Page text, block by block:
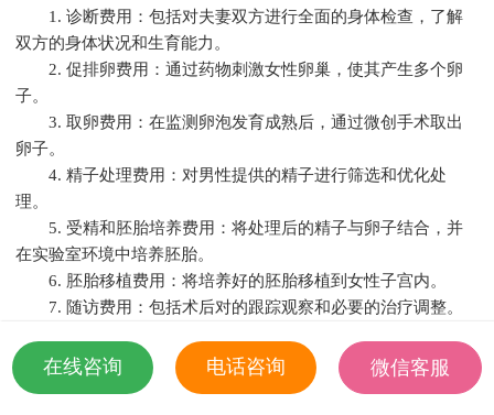
1. 诊断费用：包括对夫妻双方进行全面的身体检查，了解
双方的身体状况和生育能力。
2. 促排卵费用：通过药物刺激女性卵巢，使其产生多个卵
子。
3. 取卵费用：在监测卵泡发育成熟后，通过微创手术取出
卵子。
4. 精子处理费用：对男性提供的精子进行筛选和优化处
理。
5. 受精和胚胎培养费用：将处理后的精子与卵子结合，并
在实验室环境中培养胚胎。
6. 胚胎移植费用：将培养好的胚胎移植到女性子宫内。
7. 随访费用：包括术后对的跟踪观察和必要的治疗调整。
美国试管婴儿医院的价格因地理位置、医院规模、医生水
平等因素而有所不同。以下是一些常见医院的价格区间：
在线咨询 电话咨询
微信客服